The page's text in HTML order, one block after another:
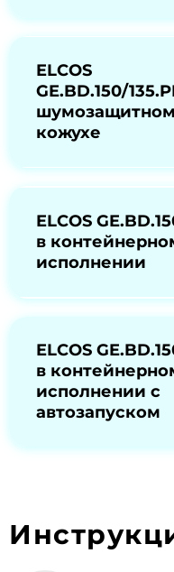
ELCOS
GE.BD.150/
шумозащитном
кожухе
ELCOS
в
исполнении
ELCOS
в
исполнении с
автозапуском